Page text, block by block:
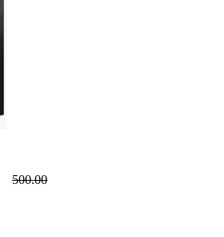
500.00